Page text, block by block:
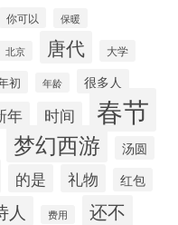
你可以 保暖
北京 唐代 大学
初 年龄 很多人
年 时间 春节
梦幻西游 汤圆
的是 礼物 红包
人 费用 还不